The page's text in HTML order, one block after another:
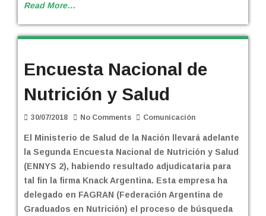
Read More…
Encuesta Nacional de
Nutrición y Salud
30/07/2018 No Comments Comunicación
El Ministerio de Salud de la Nación llevará adelante
la Segunda Encuesta Nacional de Nutrición y Salud
(ENNYS 2), habiendo resultado adjudicataria para
tal fin la firma Knack Argentina. Esta empresa ha
delegado en FAGRAN (Federación Argentina de
Graduados en Nutrición) el proceso de búsqueda